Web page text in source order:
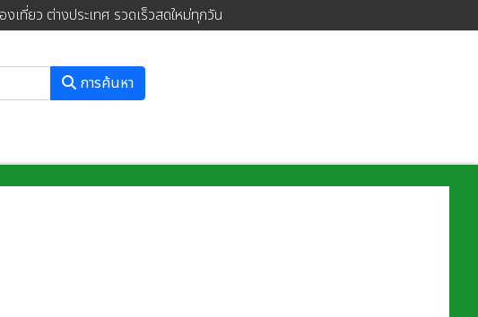
ที่ยว ต่างประเทศ รวดเร็วสดใหม่ทุกวัน
การค้นหา